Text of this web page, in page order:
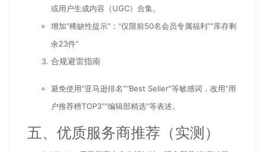
或用户生成内容（UGC）合集。
增加“稀缺性提示”：“仅限前50名会员专属福利”“库存剩
余23件”
合规避雷指南
避免使用“亚马逊排名”“Best Seller”等敏感词，改用“用
户推荐榜TOP3”“编辑部精选”等表述。
五、优质服务商推荐（实测）